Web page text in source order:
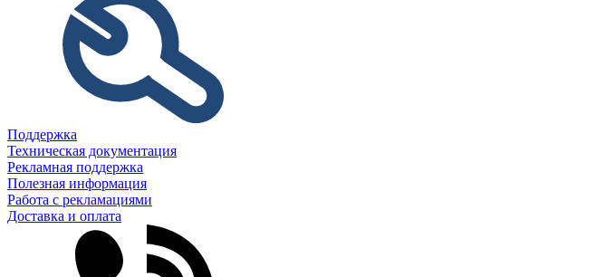
Поддержка
Техническая документация
Рекламная поддержка
Полезная информация
Работа с рекламациями
Доставка и оплата